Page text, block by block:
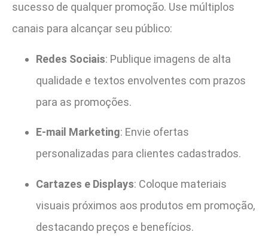
sucesso de qualquer promoção. Use múltiplos
canais para alcançar seu público:
Redes Sociais: Publique imagens de alta
qualidade e textos envolventes com prazos
para as promoções.
E-mail Marketing: Envie ofertas
personalizadas para clientes cadastrados.
Cartazes e Displays: Coloque materiais
visuais próximos aos produtos em promoção,
destacando preços e benefícios.